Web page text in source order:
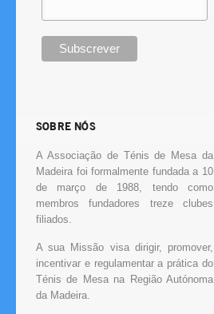
SOBRE NÓS
A Associação de Ténis de Mesa da
Madeira foi formalmente fundada a 10
de março de 1988, tendo como
membros fundadores treze clubes
filiados.
A sua Missão visa dirigir, promover,
incentivar e regulamentar a prática do
Ténis de Mesa na Região Autónoma
da Madeira.